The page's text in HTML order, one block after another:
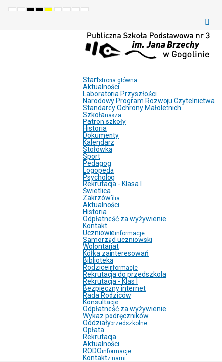
Default
NightHighHighHighSetSetMake
Set
Startstrona główna
Aktualności
Laboratoria Przyszłości
Narodowy Program Rozwoju Czytelnictwa
Standardy Ochrony Małoletnich
Szkołanasza
Patron szkoły
Historia
Dokumenty
Kalendarz
Stołówka
Sport
Pedagog
Logopeda
Psycholog
Rekrutacja - Klasa I
Świetlica
Zakrzówfilia
Aktualności
Historia
Odpłatność za wyżywienie
Kontakt
Uczniowieinformacje
Samorząd uczniowski
Wolontariat
Kółka zainteresowań
Biblioteka
Rodziceinformacje
Rekrutacja do przedszkola
Rekrutacja - Klas I
Bezpieczny internet
Rada Rodziców
Konsultacje
Odpłatność za wyżywienie
Wykaz podręczników
Oddziałyprzedszkolne
Opłata
Rekrutacja
Aktualności
RODOinformacje
Kontaktz nami